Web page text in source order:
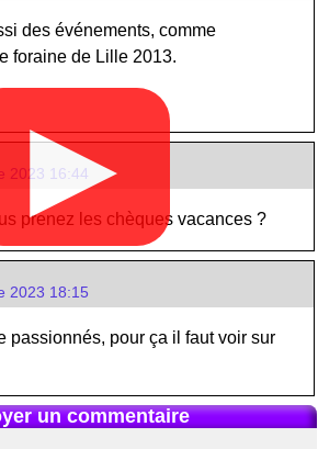
des événements, comme
foraine de Lille 2013.
2023 16:44
prenez les chèques vacances ?
2023 18:15
passionnés, pour ça il faut voir sur
un commentaire